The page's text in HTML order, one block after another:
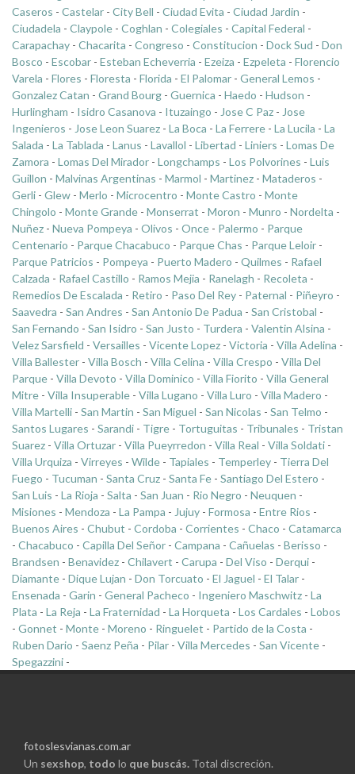
Caseros - Castelar - City Bell - Ciudad Evita - Ciudad Jardin -
Ciudadela - Claypole - Coghlan - Colegiales - Capital Federal -
Carapachay - Chacarita - Congreso - Constitucion - Dock Sud - Don
Bosco - Escobar - Esteban Echeverria - Ezeiza - Ezpeleta - Florencio
Varela - Flores - Floresta - Florida - El Palomar - General Lemos -
Gonzalez Catan - Grand Bourg - Guernica - Haedo - Hudson -
Hurlingham - Isidro Casanova - Ituzaingo - Jose C Paz - Jose
Ingenieros - Jose Leon Suarez - La Boca - La Ferrere - La Lucila - La
Salada - La Tablada - Lanus - Lavallol - Libertad - Liniers - Lomas De
Zamora - Lomas Del Mirador - Longchamps - Los Polvorines - Luis
Guillon - Malvinas Argentinas - Marmol - Martinez - Mataderos -
Gerli - Glew - Merlo - Microcentro - Monte Castro - Monte
Chingolo - Monte Grande - Monserrat - Moron - Munro - Nordelta -
Nuñez - Nueva Pompeya - Olivos - Once - Palermo - Parque
Centenario - Parque Chacabuco - Parque Chas - Parque Leloir -
Parque Patricios - Pompeya - Puerto Madero - Quilmes - Rafael
Calzada - Rafael Castillo - Ramos Mejia - Ranelagh - Recoleta -
Remedios De Escalada - Retiro - Paso Del Rey - Paternal - Piñeyro -
Saavedra - San Andres - San Antonio De Padua - San Cristobal -
San Fernando - San Isidro - San Justo - Turdera - Valentin Alsina -
Velez Sarsfield - Versailles - Vicente Lopez - Victoria - Villa Adelina -
Villa Ballester - Villa Bosch - Villa Celina - Villa Crespo - Villa Del
Parque - Villa Devoto - Villa Dominico - Villa Fiorito - Villa General
Mitre - Villa Insuperable - Villa Lugano - Villa Luro - Villa Madero -
Villa Martelli - San Martin - San Miguel - San Nicolas - San Telmo -
Santos Lugares - Sarandi - Tigre - Tortuguitas - Tribunales - Tristan
Suarez - Villa Ortuzar - Villa Pueyrredon - Villa Real - Villa Soldati -
Villa Urquiza - Virreyes - Wilde - Tapiales - Temperley - Tierra Del
Fuego - Tucuman - Santa Cruz - Santa Fe - Santiago Del Estero -
San Luis - La Rioja - Salta - San Juan - Rio Negro - Neuquen -
Misiones - Mendoza - La Pampa - Jujuy - Formosa - Entre Rios -
Buenos Aires - Chubut - Cordoba - Corrientes - Chaco - Catamarca
- Chacabuco - Capilla Del Señor - Campana - Cañuelas - Berisso -
Brandsen - Benavidez - Chilavert - Carupa - Del Viso - Derqui -
Diamante - Dique Lujan - Don Torcuato - El Jaguel - El Talar -
Ensenada - Garin - General Pacheco - Ingeniero Maschwitz - La
Plata - La Reja - La Fraternidad - La Horqueta - Los Cardales - Lobos
- Gonnet - Monte - Moreno - Ringuelet - Partido de la Costa -
Ruben Dario - Saenz Peña - Pilar - Villa Mercedes - San Vicente -
Spegazzini -
fotoslesvianas.com.ar
Un sexshop, todo lo que buscás. Total discreción.